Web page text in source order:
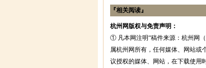
『相关阅读』
杭州网版权与免责声明：
① 凡本网注明“稿件来源：杭州网
属杭州网所有，任何媒体、网站或
议授权的媒体、网站，在下载使用